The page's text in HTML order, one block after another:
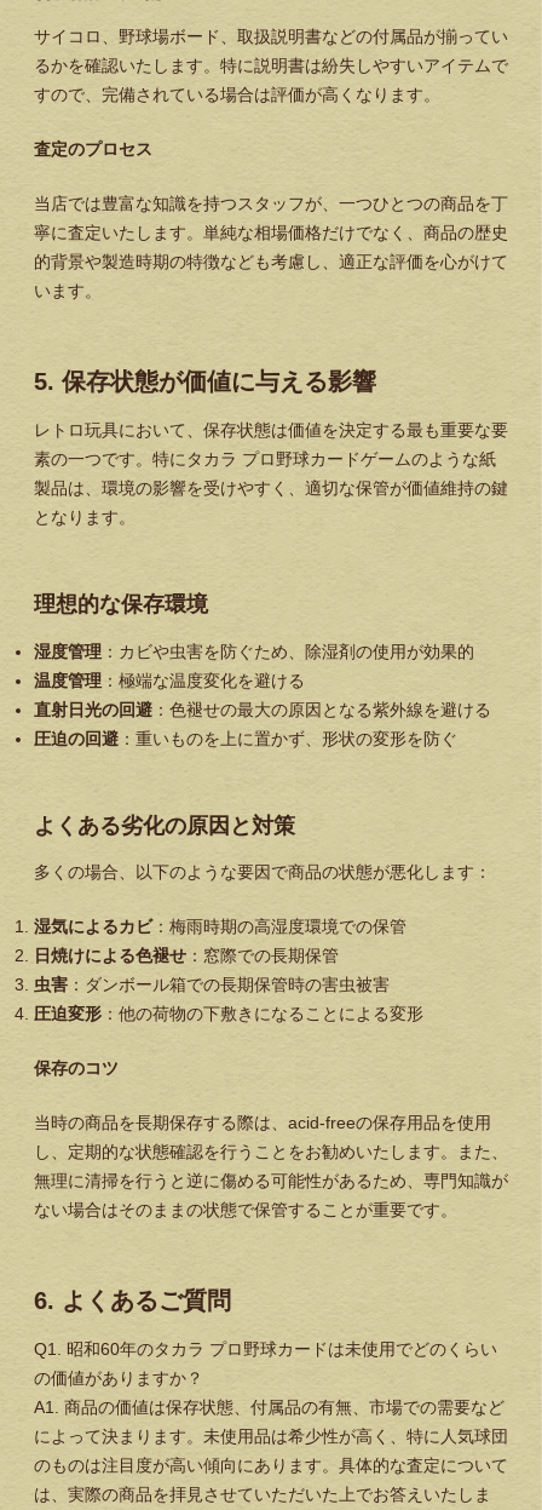
サイコロ、野球場ボード、取扱説明書などの付属品が揃ってい
るかを確認いたします。特に説明書は紛失しやすいアイテムで
すので、完備されている場合は評価が高くなります。
査定のプロセス
当店では豊富な知識を持つスタッフが、一つひとつの商品を丁
寧に査定いたします。単純な相場価格だけでなく、商品の歴史
的背景や製造時期の特徴なども考慮し、適正な評価を心がけて
います。
5. 保存状態が価値に与える影響
レトロ玩具において、保存状態は価値を決定する最も重要な要
素の一つです。特にタカラ プロ野球カードゲームのような紙
製品は、環境の影響を受けやすく、適切な保管が価値維持の鍵
となります。
理想的な保存環境
湿度管理 ：カビや虫害を防ぐため、除湿剤の使用が効果的
温度管理 ：極端な温度変化を避ける
直射日光の回避 ：色褪せの最大の原因となる紫外線を避ける
圧迫の回避 ：重いものを上に置かず、形状の変形を防ぐ
よくある劣化の原因と対策
多くの場合、以下のような要因で商品の状態が悪化します：
湿気によるカビ：梅雨時期の高湿度環境での保管
日焼けによる色褪せ ：窓際での長期保管
虫害 ：ダンボール箱での長期保管時の害虫被害
圧迫変形 ：他の荷物の下敷きになることによる変形
保存のコツ
当時の商品を長期保存する際は、acid-freeの保存用品を使用
し、定期的な状態確認を行うことをお勧めいたします。また、
無理に清掃を行うと逆に傷める可能性があるため、専門知識が
ない場合はそのままの状態で保管することが重要です。
6. よくあるご質問
Q1. 昭和60年のタカラ プロ野球カードは未使用でどのくらい
の価値がありますか？
A1. 商品の価値は保存状態、付属品の有無、市場での需要など
によって決まります。未使用品は希少性が高く、特に人気球団
のものは注目度が高い傾向にあります。具体的な査定について
は、実際の商品を拝見させていただいた上でお答えいたしま